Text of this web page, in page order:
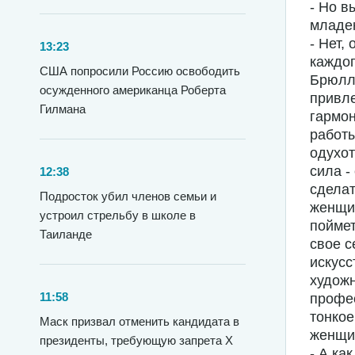
13:23
США попросили Россию освободить
осужденного американца Роберта
Гилмана
12:38
Подросток убил членов семьи и
устроил стрельбу в школе в
Таиланде
11:58
Маск призвал отменить кандидата в
президенты, требующую запрета X
- Но
- Нет,
сила
свое